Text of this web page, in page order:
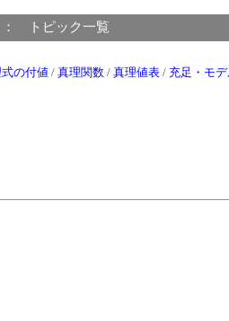
： トピック一覧
の付値 / 真理関数 / 真理値表 / 充足・モ